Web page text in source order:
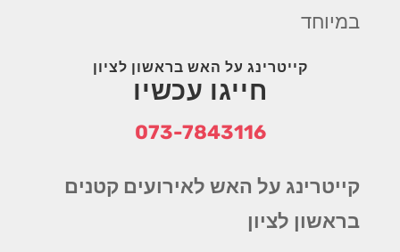
במיוחד
קייטרינג על האש בראשון לציון
חייגו עכשיו
073-7843116
קייטרינג על האש לאירועים קטנים
בראשון לציון